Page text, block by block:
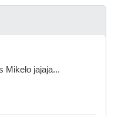
Mikelo jajaja...